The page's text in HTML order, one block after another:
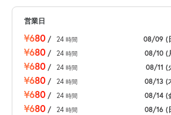
営業日
¥680 / 24 時間 08/09 (
¥680 / 24 時間 08/10 (
¥680 / 24 時間 08/11 (
¥680 / 24 時間 08/13 (
¥680 / 24 時間 08/14 (
¥680 / 24 時間 08/16 (